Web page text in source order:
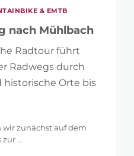
& EMTB
nach Mühlbach
Radtour führt
Radwegs durch
Orte bis
wir zunächst auf dem
...